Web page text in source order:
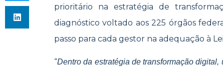
prioritário na estratégia de
diagnóstico voltado aos 225 órgãos
passo para cada gestor na adequação à
“Dentro da estratégia de transformação